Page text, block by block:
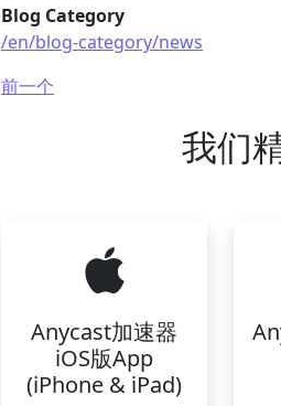
Blog Category
/en/blog-category/news
前一个
我们
Anycast加速器
iOS版App
(iPhone & iPad)